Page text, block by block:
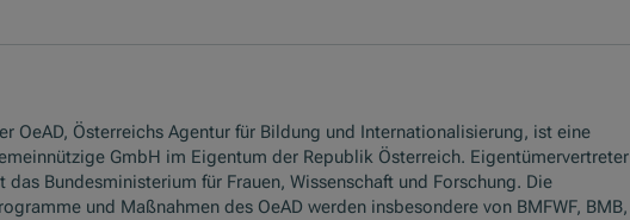
OeAD, Österreichs Agentur für Bildung und Internationalisierung, ist eine
GmbH im Eigentum der Republik Österreich. Eigentümervertreter
das Bundesministerium für Frauen, Wissenschaft und Forschung. Die
und Maßnahmen des OeAD werden insbesondere von BMFWF, BMB,